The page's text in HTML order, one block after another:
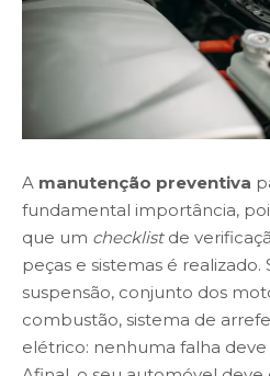
A manutenção preventiva
fundamental importância,
que um checklistde
peças e sistemas é realizado.
suspensão, conjunto dos
combustão, sistema de
elétrico: nenhuma falha